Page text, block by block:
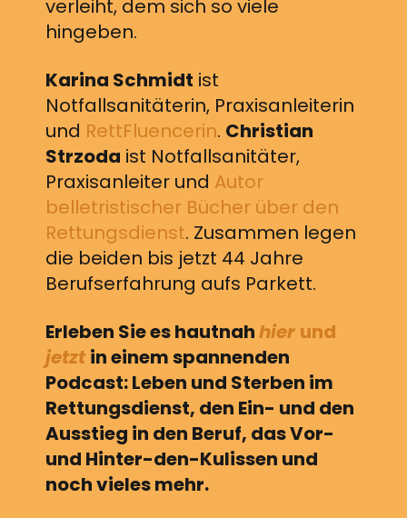
verleiht, dem sich so viele
hingeben.
Karina Schmidt ist
Notfallsanitäterin, Praxisanleiterin
und RettFluencerin. Christian
Strzoda ist Notfallsanitäter,
Praxisanleiter und Autor
belletristischer Bücher über den
Rettungsdienst. Zusammen legen
die beiden bis jetzt 44 Jahre
Berufserfahrung aufs Parkett.
Erleben Sie es hautnahhier und
jetzt in einem spannenden
Podcast: Leben und Sterben im
Rettungsdienst, den Ein- und den
Ausstieg in den Beruf, das Vor-
und Hinter-den-Kulissen und
noch vieles mehr.